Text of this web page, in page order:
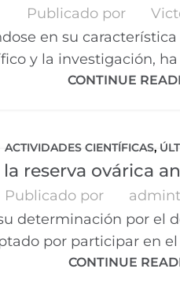
Publicado por
en su
y la investigación, ha
CONTINUE
ACTIVIDADES CIENTÍFICAS,
reserva ovárica
Publicado por
determinación por el
por participar en
CONTINUE